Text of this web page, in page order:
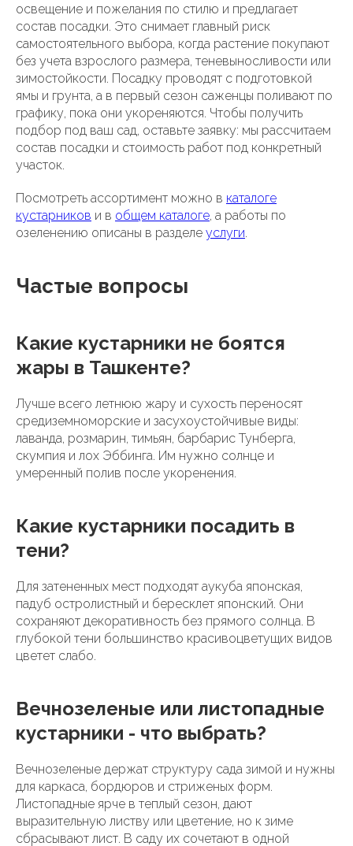
освещение и пожелания по стилю и предлагает
состав посадки. Это снимает главный риск
самостоятельного выбора, когда растение покупают
без учета взрослого размера, теневыносливости или
зимостойкости. Посадку проводят с подготовкой
ямы и грунта, а в первый сезон саженцы поливают по
графику, пока они укореняются. Чтобы получить
подбор под ваш сад, оставьте заявку: мы рассчитаем
состав посадки и стоимость работ под конкретный
участок.
Посмотреть ассортимент можно в каталоге
кустарников и в общем каталоге, а работы по
озеленению описаны в разделе услуги.
Частые вопросы
Какие кустарники не боятся
жары в Ташкенте?
Лучше всего летнюю жару и сухость переносят
средиземноморские и засухоустойчивые виды:
лаванда, розмарин, тимьян, барбарис Тунберга,
скумпия и лох Эббинга. Им нужно солнце и
умеренный полив после укоренения.
Какие кустарники посадить в
тени?
Для затененных мест подходят аукуба японская,
падуб остролистный и бересклет японский. Они
сохраняют декоративность без прямого солнца. В
глубокой тени большинство красивоцветущих видов
цветет слабо.
Вечнозеленые или листопадные
кустарники - что выбрать?
Вечнозеленые держат структуру сада зимой и нужны
для каркаса, бордюров и стриженых форм.
Листопадные ярче в теплый сезон, дают
выразительную листву или цветение, но к зиме
сбрасывают лист. В саду их сочетают в одной